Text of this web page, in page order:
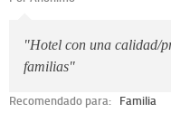
"Hotel con una calidad/
familias"
Recomendado para: Familia